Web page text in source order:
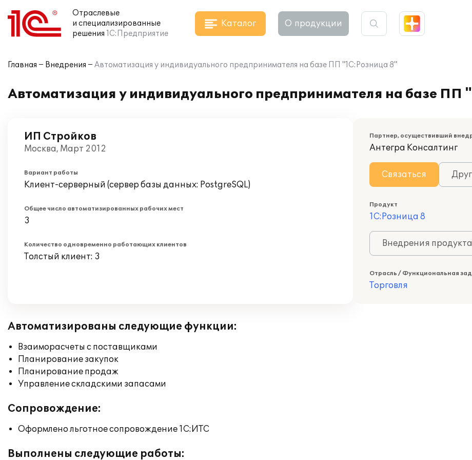
Отраслевые
и специализированные
решения 1С:Предприятие
Каталог О продукции
Главная Внедрения Автоматизация у индивидуального предпринимателя на базе ПП "1С:Розница 8"
Автоматизация у индивидуального предпринимателя на базе ПП
ИП Стройков
Москва, Март 2012
Вариант работы
Клиент-серверный (сервер базы данных: PostgreSQL)
Общее число автоматизированных рабочих мест
3
Количество одновременно работающих клиентов
Толстый клиент: 3
Партнер, осуществивший
Антегра Консалтинг
Связаться
Продукт
1С:Розница 8
Внедрения
Отрасль / Функциональная
Торговля
Автоматизированы следующие функции:
Взаиморасчеты с поставщиками
Планирование закупок
Планирование продаж
Управление складскими запасами
Сопровождение:
Оформлено льготное сопровождение 1С:ИТС
Выполнены следующие работы: